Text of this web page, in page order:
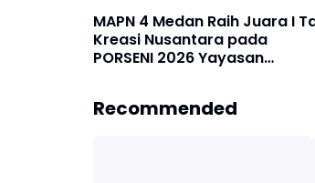
MAPN 4 Medan Raih Juara I
Kreasi Nusantara pada
PORSENI 2026 Yayasan
Recommended